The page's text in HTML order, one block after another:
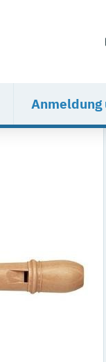
Anmeldung